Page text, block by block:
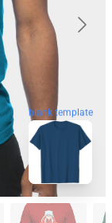
blank template